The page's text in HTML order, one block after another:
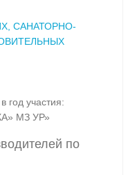
САНАТОРНО-
год участия:
МЗ УР»
по